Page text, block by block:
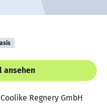
ansehen
Regnery GmbH